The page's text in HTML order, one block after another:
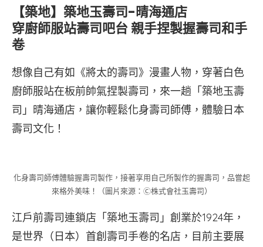
【築地】築地玉壽司-晴海通店
穿廚師服站壽司吧台 親手捏製握壽司和手
卷
想像自己有如《將太的壽司》漫畫人物，穿著白色
廚師服站在板前帥氣捏製壽司，來一趟「築地玉壽
司」晴海通店，讓你輕鬆化身壽司師傅，體驗日本
壽司文化！
化身壽司師傅體驗握壽司製作，接著享用自己所製作的握壽司，品嘗起
來格外美味！（圖片來源：Ⓒ株式會社玉壽司）
江戶前壽司連鎖店「築地玉壽司」創業於1924年，
是世界（日本）首創壽司手卷的名店，目前主要展